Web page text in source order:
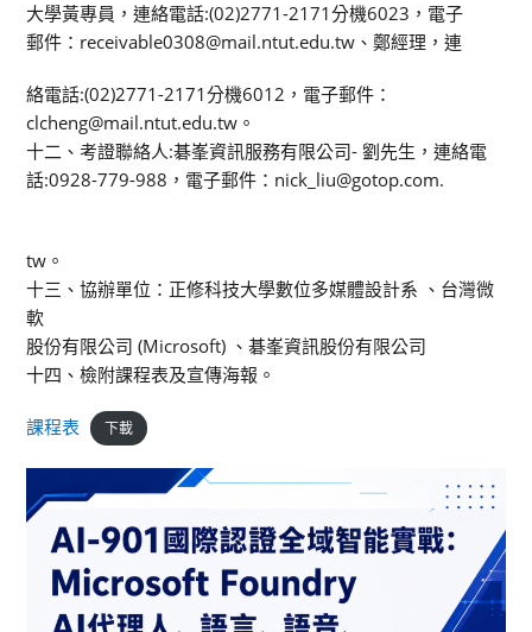
大學黃專員，連絡電話:(02)2771-2171分機6023，電子
郵件：receivable0308@mail.ntut.edu.tw、鄭經理，連
絡電話:(02)2771-2171分機6012，電子郵件：
clcheng@mail.ntut.edu.tw。
十二、考證聯絡人:碁峯資訊服務有限公司- 劉先生，連絡電
話:0928-779-988，電子郵件：nick_liu@gotop.com.
tw。
十三、協辦單位：正修科技大學數位多媒體設計系 、台灣微
軟
股份有限公司 (Microsoft) 、碁峯資訊股份有限公司
十四、檢附課程表及宣傳海報。
課程表 下載